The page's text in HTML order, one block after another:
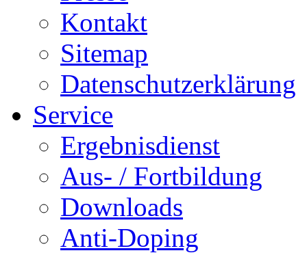
Kontakt
Sitemap
Datenschutzerklärung
Service
Ergebnisdienst
Aus- / Fortbildung
Downloads
Anti-Doping